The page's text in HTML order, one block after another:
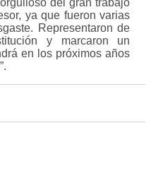
ya que fueron varias
Representaron de
y marcaron un
en los próximos años